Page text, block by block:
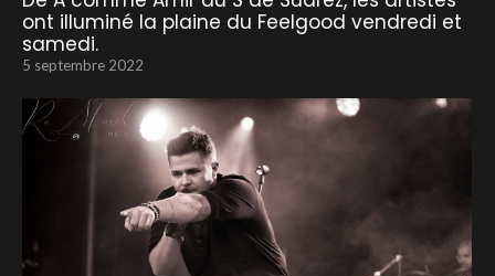
ont illuminé la plaine du Feelgood vendredi et
samedi.
5 septembre 2022